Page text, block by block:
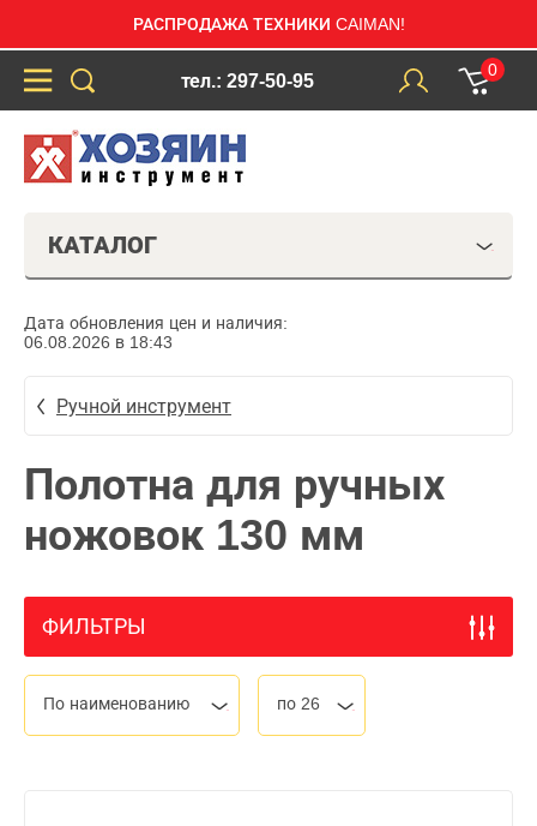
РАСПРОДАЖА ТЕХНИКИ CAIMAN!
тел.: 297-50-95
0
КАТАЛОГ
Дата обновления цен и наличия:
06.08.2026 в 18:43
Ручной инструмент
Полотна для ручных
ножовок 130 мм
ФИЛЬТРЫ
По наименованию по 26